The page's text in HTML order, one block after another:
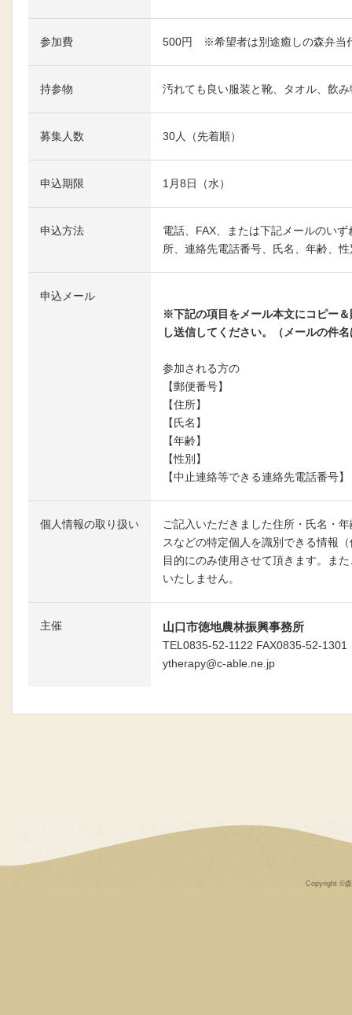
参加費 500円 ※希望者は別途癒しの森弁当
持参物 汚れても良い服装と靴、タオル、飲
募集人数 30人（先着順）
申込期限 1月8日（水）
申込方法
電話、FAX、または下記メールのい
所、連絡先電話番号、氏名、年齢、
申込メール
※下記の項目をメール本文にコピー
し送信してください。（メールの件
参加される方の
【郵便番号】
【住所】
【氏名】
【年齢】
【性別】
【中止連絡等できる連絡先電話番号】
個人情報の取り扱い
ご記入いただきました住所・氏名・
スなどの特定個人を識別できる情報
目的にのみ使用させて頂きます。ま
いたしません。
主催 山口市徳地農林振興事務所
TEL0835-52-1122 FAX0835-52-1301
ytherapy@c-able.ne.jp
Copyright ©